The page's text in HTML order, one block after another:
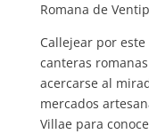
Romana de
Callejear por
canteras
acercarse al
mercados
Villae para